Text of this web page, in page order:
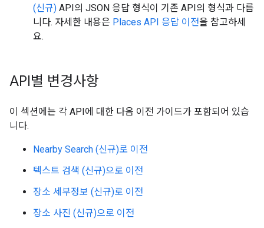
(신규) API의 JSON 응답 형식이 기존 API의 형식과 다릅
니다. 자세한 내용은 Places API 응답 이전을 참고하세
요.
API별 변경사항
이 섹션에는 각 API에 대한 다음 이전 가이드가 포함되어 있습
니다.
Nearby Search (신규)로 이전
텍스트 검색 (신규)으로 이전
장소 세부정보 (신규)로 이전
장소 사진 (신규)으로 이전